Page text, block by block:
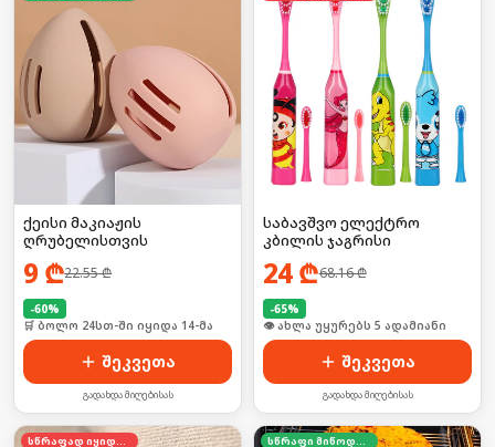
ქეისი მაკიაჟის
ღრუბელისთვის
9 ₾22.55₾
-60%
🛒 ბოლო 24სთ-ში იყიდა 14-მა
შეკვეთა
გადახდა მიღებისას
საბავშვო ელექტრო
კბილის ჯაგრისი
24₾68.16₾
-65%
🛒 ბოლო 24სთ-ში იყიდა 8-მა
შეკვეთა
გადახდა მიღებისას